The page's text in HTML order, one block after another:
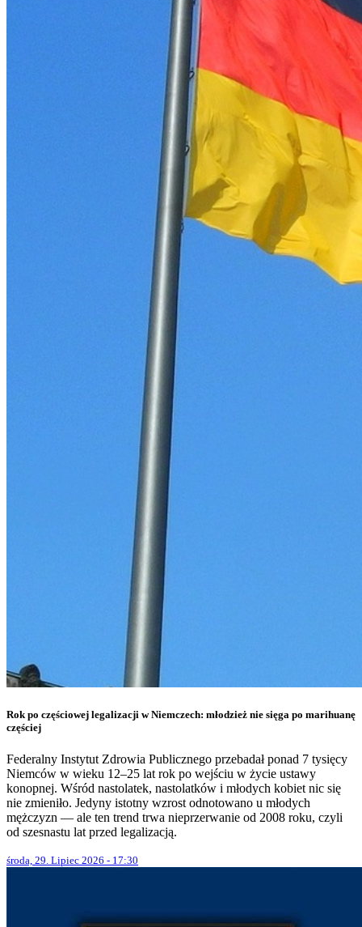
Rok po częściowej legalizacji w Niemczech: młodzież nie sięga po marihuanę
częściej
Federalny Instytut Zdrowia Publicznego przebadał ponad 7 tysięcy
Niemców w wieku 12–25 lat rok po wejściu w życie ustawy
konopnej. Wśród nastolatek, nastolatków i młodych kobiet nic się
nie zmieniło. Jedyny istotny wzrost odnotowano u młodych
mężczyzn — ale ten trend trwa nieprzerwanie od 2008 roku, czyli
od szesnastu lat przed legalizacją.
środa, 29. Lipiec 2026 - 17:30